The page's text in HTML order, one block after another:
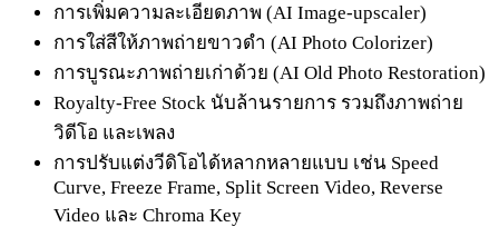
การเพิ่มความละเอียดภาพ (AI Image-upscaler)
การใส่สีให้ภาพถ่ายขาวดำ (AI Photo Colorizer)
การบูรณะภาพถ่ายเก่าด้วย (AI Old Photo Restoration)
Royalty-Free Stock นับล้านรายการ รวมถึงภาพถ่าย
วิดีโอ และเพลง
การปรับแต่งวีดิโอได้หลากหลายแบบ เช่น Speed
Curve, Freeze Frame, Split Screen Video, Reverse
Video และ Chroma Key